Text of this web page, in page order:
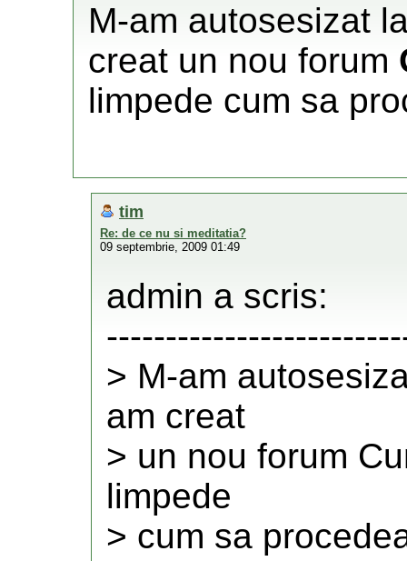
M-am autosesizat
creat un nou forum
limpede cum sa
tim
Re: de ce nu si meditatia?
09 septembrie, 2009 01:49
admin a scris:
> M-am
am creat
> un nou forum
limpede
> cum sa